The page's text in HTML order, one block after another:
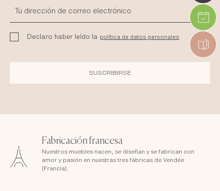
Declaro haber leído la política de datos personales
SUSCRIBIRSE
Fabricación francesa
Nuestros muebles nacen, se diseñan y se fabrican con
amor y pasión en nuestras tres fábricas de Vendée
(Francia).